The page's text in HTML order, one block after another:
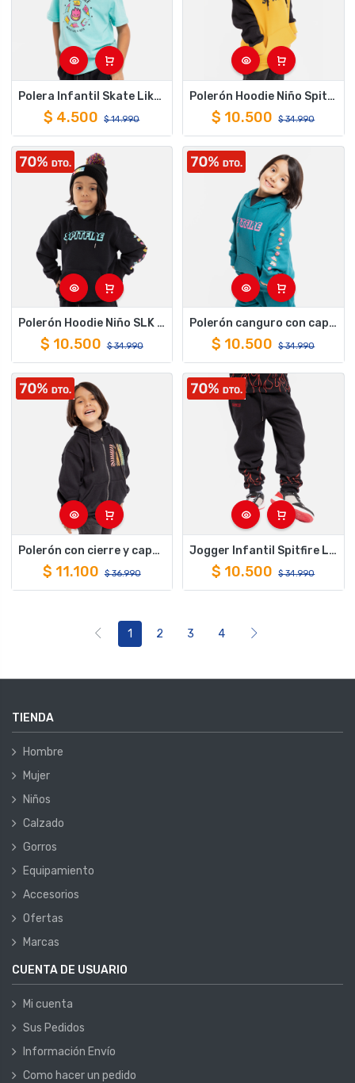
Polera Infantil Skate Like A Girl Turquesa Spitfire
$ 4.500 $14.990
Polerón Hoodie Niño Spitfire Negro Amarillo
$ 10.500 $34.990
Polerón Hoodie Niño SLK Spitfire Negro
$ 10.500 $34.990
Polerón canguro con capucha de niños spitfire skate like a girl turquesa
$ 10.500 $34.990
Polerón con cierre y capucha para niños spitfire trippy swirl negro
$ 11.100 $36.990
Jogger Infantil Spitfire Long Fit Fire Negro
$ 10.500 $34.990
1 2 3 4
TIENDA
Hombre
Mujer
Niños
Calzado
Gorros
Equipamiento
Accesorios
Ofertas
Marcas
CUENTA DE USUARIO
Mi cuenta
Sus Pedidos
Información Envío
Como hacer un pedido